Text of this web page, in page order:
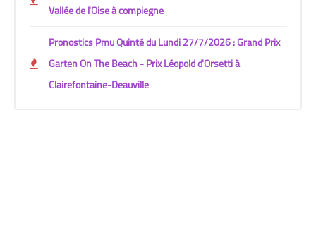
Vallée de l'Oise à compiegne
Pronostics Pmu Quinté du Lundi 27/7/2026 : Grand Prix
Garten On The Beach - Prix Léopold d'Orsetti à
Clairefontaine-Deauville